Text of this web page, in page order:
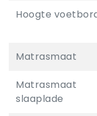
Hoogte
Matrasmaat
Matrasmaat
slaaplade